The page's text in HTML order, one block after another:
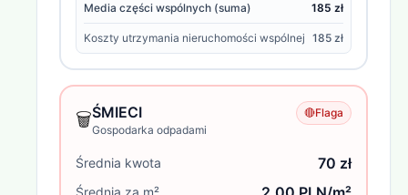
Media części wspólnych (suma) 185 zł
Koszty utrzymania nieruchomości wspólnej 185 zł
🗑️ŚMIECI
Gospodarka odpadami
🔴Flaga
Średnia kwota 70 zł
Średnia za m²